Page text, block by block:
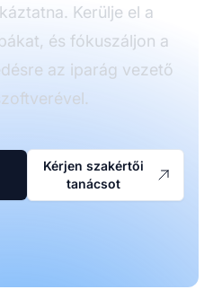
Kerülje el a
és fókuszáljon a
az iparág vezető
Kérjen szakértői
tanácsot